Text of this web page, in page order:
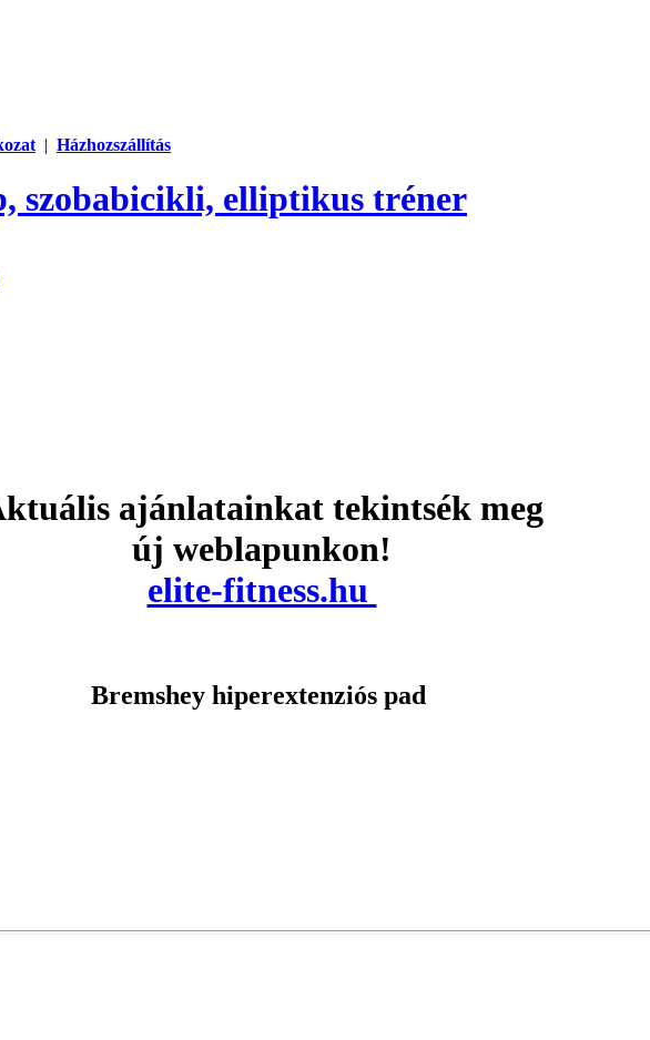
| Házhozszállítás
szobabicikli, elliptikus tréner
ajánlatainkat tekintsék meg
új weblapunkon!
elite-fitness.hu
Bremshey hiperextenziós pad